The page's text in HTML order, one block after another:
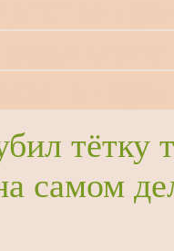
тётку
самом